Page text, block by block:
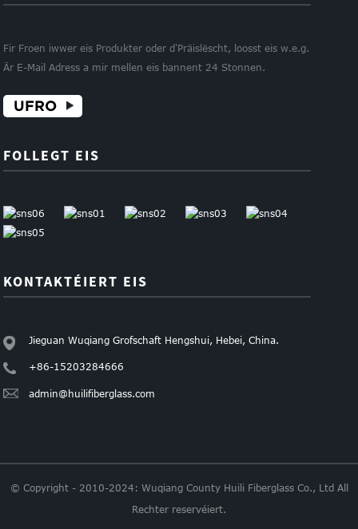
Fir Froen iwwer eis Produkter oder d'Präislëscht, loosst eis w.e.g.
Är E-Mail Adress a mir mellen eis bannent 24 Stonnen.
UFRO
FOLLEGT EIS
KONTAKTÉIERT EIS
Jieguan Wuqiang Grofschaft Hengshui, Hebei, China.
+86-15203284666
admin@huilifiberglass.com
© Copyright - 2010-2024: Wuqiang County Huili Fiberglass Co., Ltd All
Rechter reservéiert.